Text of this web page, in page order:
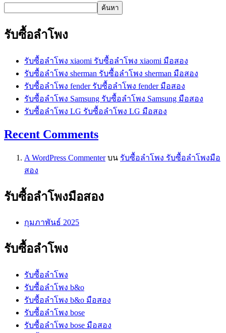
ค้นหา
รับซื้อลำโพง
รับซื้อลำโพง xiaomi รับซื้อลำโพง xiaomi มือสอง
รับซื้อลำโพง sherman รับซื้อลำโพง sherman มือสอง
รับซื้อลำโพง fender รับซื้อลำโพง fender มือสอง
รับซื้อลำโพง Samsung รับซื้อลำโพง Samsung มือสอง
รับซื้อลำโพง LG รับซื้อลำโพง LG มือสอง
Recent Comments
A WordPress Commenterบน รับซื้อลำโพง รับซื้อลำโพงมือ
สอง
รับซื้อลำโพงมือสอง
กุมภาพันธ์ 2025
รับซื้อลำโพง
รับซื้อลำโพง
รับซื้อลำโพง b&o
รับซื้อลำโพง b&o มือสอง
รับซื้อลำโพง bose
รับซื้อลำโพง bose มือสอง